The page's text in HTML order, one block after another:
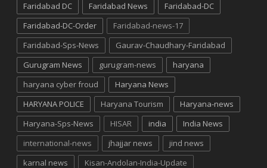
Faridabad DC
Faridabad News
Faridabad-DC
Faridabad-DC-Order
Faridabad-news-17
Faridabad-Sps-News
Gaurav-Chaudhary-Faridabad
Gurugram News
gurugram-news
haryana
haryana cyber froud
Haryana News
HARYANA POLICE
Haryana Tourism
Haryana-news
Haryana-Sps-News
HISAR india
India News
international-news
jhajjar news
jind news
karnal news
Kisan-Andolan-India-Update